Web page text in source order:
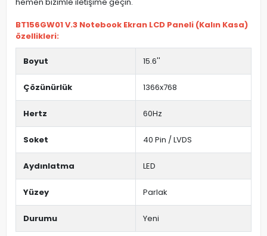
BT156GW01 V.3 Notebook Ekran LCD Paneli (Kalın Kasa)
özellikleri:
Boyut 15.6''
Çözünürlük 1366x768
Hertz 60Hz
Soket 40 Pin / LVDS
Aydınlatma LED
Yüzey Parlak
Durumu Yeni